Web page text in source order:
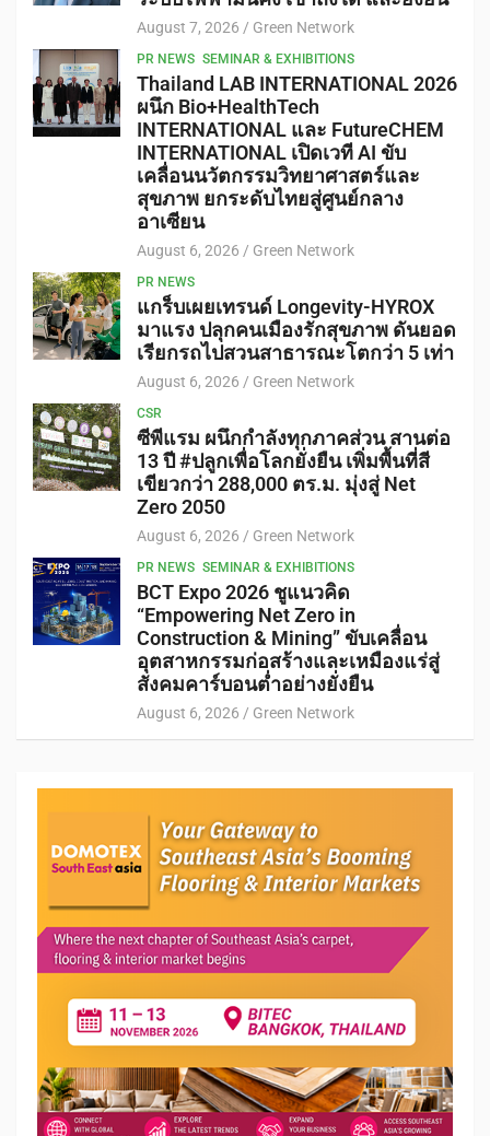
August 7, 2026 Green Network
PR NEWS SEMINAR & EXHIBITIONS
Thailand LAB INTERNATIONAL 2026
ผนึก Bio+HealthTech
INTERNATIONAL และ FutureCHEM
INTERNATIONAL เปิดเวที AI ขับ
เคลื่อนนวัตกรรมวิทยาศาสตร์และ
สุขภาพ ยกระดับไทยสู่ศูนย์กลาง
อาเซียน
August 6, 2026 Green Network
PR NEWS
แกร็บเผยเทรนด์ Longevity-HYROX
มาแรง ปลุกคนเมืองรักสุขภาพ ดันยอด
เรียกรถไปสวนสาธารณะโตกว่า 5 เท่า
August 6, 2026 Green Network
CSR
ซีพีแรม ผนึกกำลังทุกภาคส่วน สานต่อ
13 ปี #ปลูกเพื่อโลกยั่งยืน เพิ่มพื้นที่สี
เขียวกว่า 288,000 ตร.ม. มุ่งสู่ Net
Zero 2050
August 6, 2026 Green Network
PR NEWS SEMINAR & EXHIBITIONS
BCT Expo 2026 ชูแนวคิด
“Empowering Net Zero in
Construction & Mining” ขับเคลื่อน
อุตสาหกรรมก่อสร้างและเหมืองแร่สู่
สังคมคาร์บอนต่ำอย่างยั่งยืน
August 6, 2026 Green Network